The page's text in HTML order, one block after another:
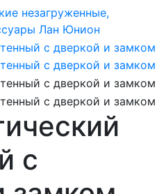
незагруженные,
Лан Юнион
с